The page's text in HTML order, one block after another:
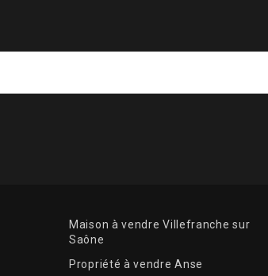
Maison à vendre Villefranche sur
Saône
Propriété à vendre Anse